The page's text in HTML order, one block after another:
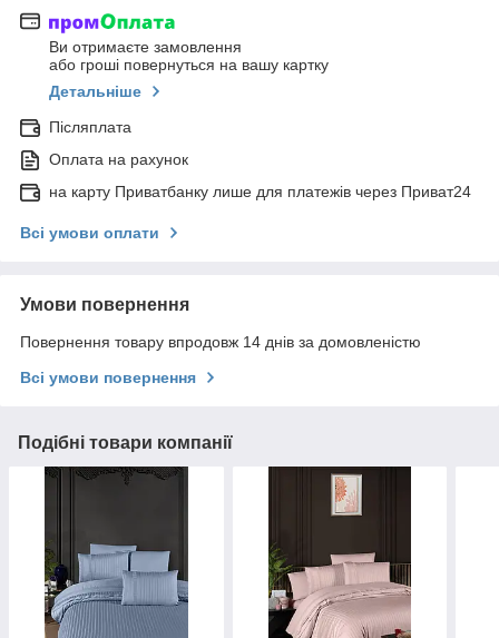
Ви отримаєте замовлення
або гроші повернуться на вашу картку
Детальніше
Післяплата
Оплата на рахунок
на карту Приватбанку лише для платежів через Приват24
Всі умови оплати
Умови повернення
Повернення товару впродовж 14 днів за домовленістю
Всі умови повернення
Подібні товари компанії